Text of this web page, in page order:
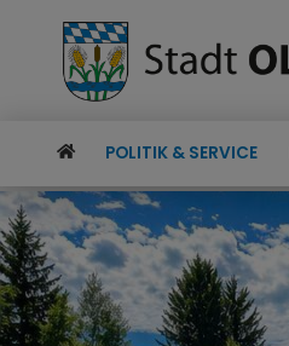
POLITIK & SERVICE